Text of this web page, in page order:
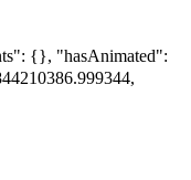
{}, "hasAnimated":